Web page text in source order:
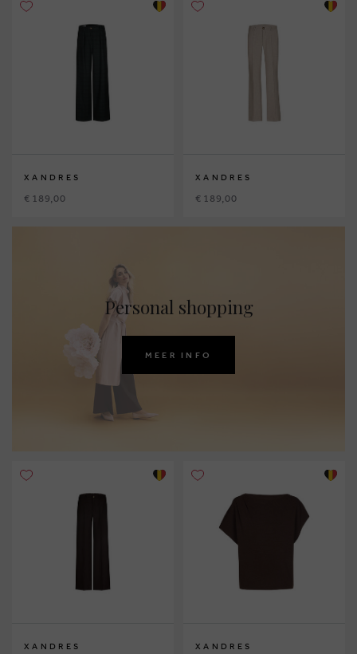
XANDRES
€ 189,00
XANDRES
€ 189,00
Personal shopping
MEER INFO
XANDRES XANDRES